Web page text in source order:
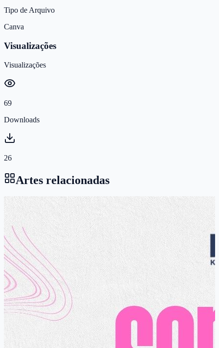
Tipo de Arquivo
Canva
Visualizações
Visualizações
69
Downloads
26
Artes relacionadas